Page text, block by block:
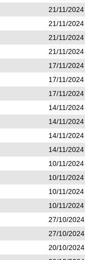
21/11/
21/11/
21/11/
21/11/
17/11/
17/11/
17/11/
14/11/
14/11/
14/11/
14/11/
10/11/
10/11/
10/11/
10/11/
27/10/
27/10/
20/10/